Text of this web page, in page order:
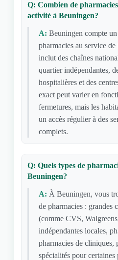
Q: Combien de
activité à Beuningen?
A: Beuningen compte
pharmacies au service
inclut des chaînes
quartier indépendantes,
hospitalières et des
exact peut varier en
fermetures, mais les
un accès régulier à des
complets.
Q: Quels types de
Beuningen?
A: À Beuningen, vous
de pharmacies : grandes
(comme CVS,
indépendantes locales,
pharmacies de cliniques,
spécialités pour